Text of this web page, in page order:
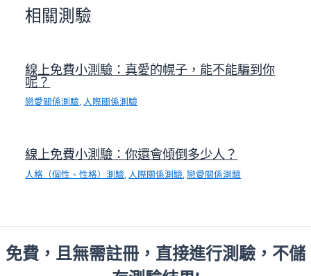
相關測驗
線上免費小測驗：真愛的幌子，能不能騙到你
呢？
戀愛關係測驗, 人際關係測驗
線上免費小測驗：你還會傾倒多少人？
人格（個性、性格）測驗 人際關係測驗 ,戀愛關係測驗
免費，且無需註冊，直接進行測驗，不儲